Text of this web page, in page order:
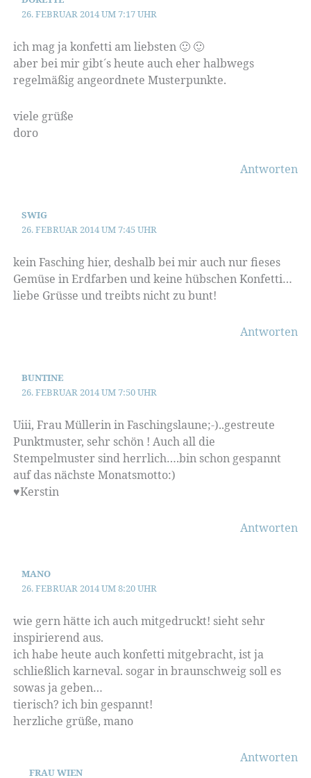
26. FEBRUAR 2014 UM 7:17 UHR
ich mag ja konfetti am liebsten 🙂 🙂
aber bei mir gibt´s heute auch eher halbwegs
regelmäßig angeordnete Musterpunkte.
viele grüße
doro
Antworten
SWIG
26. FEBRUAR 2014 UM 7:45 UHR
kein Fasching hier, deshalb bei mir auch nur fieses
Gemüse in Erdfarben und keine hübschen Konfetti…
liebe Grüsse und treibts nicht zu bunt!
Antworten
BUNTINE
26. FEBRUAR 2014 UM 7:50 UHR
Uiii, Frau Müllerin in Faschingslaune;-)..gestreute
Punktmuster, sehr schön ! Auch all die
Stempelmuster sind herrlich….bin schon gespannt
auf das nächste Monatsmotto:)
♥Kerstin
Antworten
MANO
26. FEBRUAR 2014 UM 8:20 UHR
wie gern hätte ich auch mitgedruckt! sieht sehr
inspirierend aus.
ich habe heute auch konfetti mitgebracht, ist ja
schließlich karneval. sogar in braunschweig soll es
sowas ja geben…
tierisch? ich bin gespannt!
herzliche grüße, mano
Antworten
FRAU WIEN